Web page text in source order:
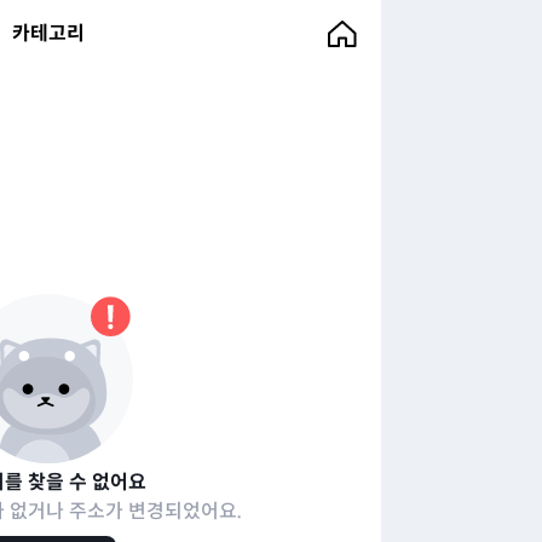
카테고리
찾을 수 없어요
없거나 주소가 변경되었어요.